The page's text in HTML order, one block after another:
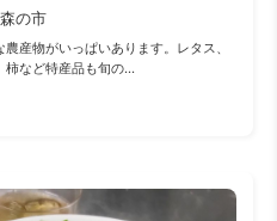
の市
産物がいっぱいあります。レタス、
柿など特産品も旬の...